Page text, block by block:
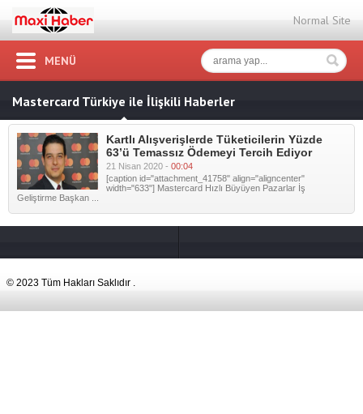
Normal Site
MENÜ
Mastercard Türkiye ile İlişkili Haberler
Kartlı Alışverişlerde Tüketicilerin Yüzde
63’ü Temassız Ödemeyi Tercih Ediyor
21 Nisan 2020 - 00:04
[caption id="attachment_41758" align="aligncenter"
width="633"] Mastercard Hızlı Büyüyen Pazarlar İş
Geliştirme Başkan ...
© 2023 Tüm Hakları Saklıdır .